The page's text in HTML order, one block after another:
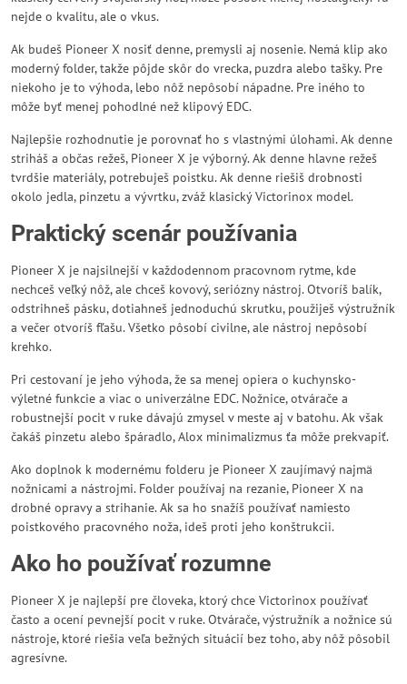
nejde o kvalitu, ale o vkus.
Ak budeš Pioneer X nosiť denne, premysli aj nosenie. Nemá klip ako
moderný folder, takže pôjde skôr do vrecka, puzdra alebo tašky. Pre
niekoho je to výhoda, lebo nôž nepôsobí nápadne. Pre iného to
môže byť menej pohodlné než klipový EDC.
Najlepšie rozhodnutie je porovnať ho s vlastnými úlohami. Ak denne
striháš a občas režeš, Pioneer X je výborný. Ak denne hlavne režeš
tvrdšie materiály, potrebuješ poistku. Ak denne riešiš drobnosti
okolo jedla, pinzetu a vývrtku, zváž klasický Victorinox model.
Praktický scenár používania
Pioneer X je najsilnejší v každodennom pracovnom rytme, kde
nechceš veľký nôž, ale chceš kovový, seriózny nástroj. Otvoríš balík,
odstrihneš pásku, dotiahneš jednoduchú skrutku, použiješ výstružník
a večer otvoríš fľašu. Všetko pôsobí civilne, ale nástroj nepôsobí
krehko.
Pri cestovaní je jeho výhoda, že sa menej opiera o kuchynsko-
výletné funkcie a viac o univerzálne EDC. Nožnice, otvárače a
robustnejší pocit v ruke dávajú zmysel v meste aj v batohu. Ak však
čakáš pinzetu alebo špáradlo, Alox minimalizmus ťa môže prekvapiť.
Ako doplnok k modernému folderu je Pioneer X zaujímavý najmä
nožnicami a nástrojmi. Folder používaj na rezanie, Pioneer X na
drobné opravy a strihanie. Ak sa ho snažíš používať namiesto
poistkového pracovného noža, ideš proti jeho konštrukcii.
Ako ho používať rozumne
Pioneer X je najlepší pre človeka, ktorý chce Victorinox používať
často a ocení pevnejší pocit v ruke. Otvárače, výstružník a nožnice sú
nástroje, ktoré riešia veľa bežných situácií bez toho, aby nôž pôsobil
agresívne.